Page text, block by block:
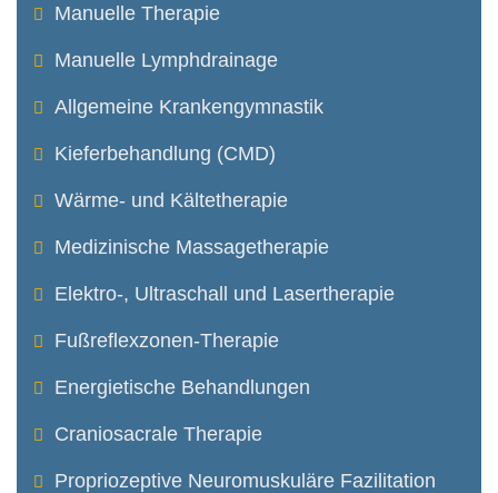
Manuelle Therapie
Manuelle Lymphdrainage
Allgemeine Krankengymnastik
Kieferbehandlung (CMD)
Wärme- und Kältetherapie
Medizinische Massagetherapie
Elektro-, Ultraschall und Lasertherapie
Fußreflexzonen-Therapie
Energietische Behandlungen
Craniosacrale Therapie
Propriozeptive Neuro­muskuläre Fazilitation